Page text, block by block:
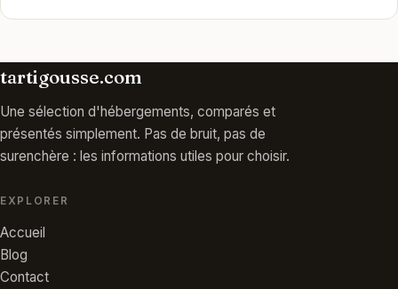
tartigousse.com
Une sélection d'hébergements, comparés et
présentés simplement. Pas de bruit, pas de
surenchère : les informations utiles pour choisir.
EXPLORER
Accueil
Blog
Contact